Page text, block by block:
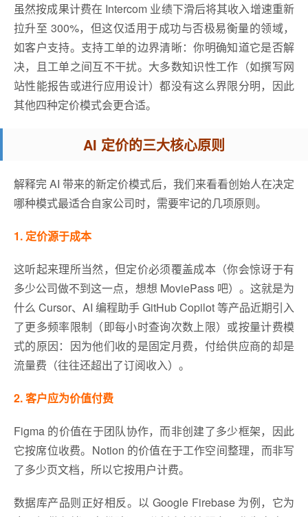
虽然按成果计费在 Intercom 业绩下滑后将其收入增速重新
拉升至 300%，但这仅适用于成功与否极易衡量的领域，
如客户支持。支持工单的边界清晰：你明确知道它是否解
决，且工单之间互不干扰。大多数知识性工作（如撰写网
站性能报告或进行应用设计）都没有这么界限分明，因此
其他四种定价模式会更合适。
AI 定价的三大核心原则
解释完 AI 带来的新定价模式后，我们来看看创始人在决定
哪种模式最适合自家公司时，需要牢记的几项原则。
1. 定价源于成本
这听起来理所当然，但定价必须覆盖成本（你会惊讶于有
多少公司做不到这一点，想想 MoviePass 吧）。这就是为
什么 Cursor、AI 编程助手 GitHub Copilot 等产品近期引入
了更多频率限制（即每小时查询次数上限）或按量计费模
式的原因：因为他们收的是固定月费，付给供应商的却是
流量费（往往还超出了订阅收入）。
2. 客户应为价值付费
Figma 的价值在于团队协作，而非创建了多少框架，因此
它按席位收费。Notion 的价值在于工作空间整理，而非写
了多少页文档，所以它按用户计费。
数据库产品则正好相反。以 Google Firebase 为例，它为